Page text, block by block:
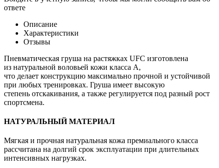
ответе
Описание
Характеристики
Отзывы
Пневматическая груша на растяжках UFC изготовлена
из натуральной воловьей кожи класса А,
что делает конструкцию максимально прочной и устойчивой
при любых тренировках. Груша имеет высокую
степень отскакивания, а также регулируется под разный рост
спортсмена.
НАТУРАЛЬНЫЙ МАТЕРИАЛ
Мягкая и прочная натуральная кожа премиального класса
рассчитана на долгий срок эксплуатации при длительных
интенсивных нагрузках.